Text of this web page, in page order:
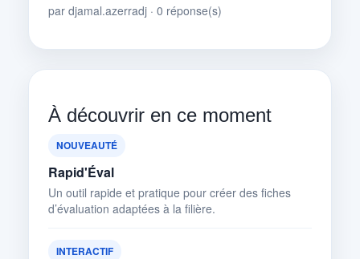
par djamal.azerradj · 0 réponse(s)
À découvrir en ce moment
NOUVEAUTÉ
Rapid'Éval
Un outil rapide et pratique pour créer des fiches
d’évaluation adaptées à la filière.
INTERACTIF